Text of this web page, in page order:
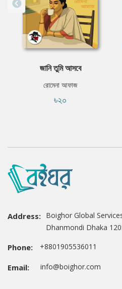
জানি তুমি আসবে
রোমেনা আফাজ
৳২০
Address: Boighor Global
Dhanmondi Dhaka
Phone: +8801905536011
Email: info@boighor.com